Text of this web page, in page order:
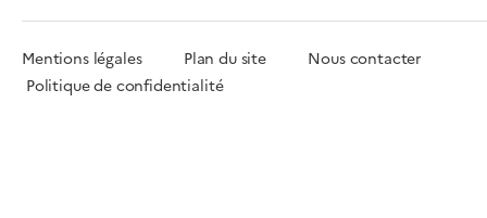
Mentions légales Plan du site Nous contacter
Politique de confidentialité